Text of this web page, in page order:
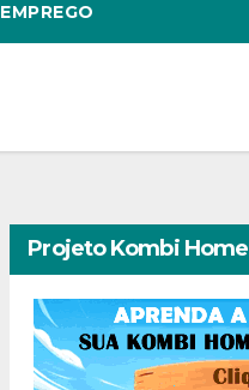
EMPREGO
Projeto Kombi Home